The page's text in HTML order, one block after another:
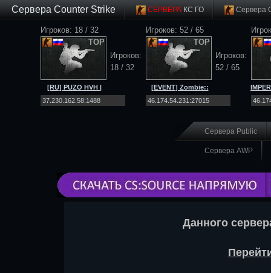
Сервера Counter Strike СЕРВЕРА КС ГО Сервера
Игроков: 18 / 32
TOP
Игроков:
18 / 32
[RU] PUZO HVH |
ONLY SCOUT |
MIRAGE |
Игроков: 52 / 65
TOP
Игроков:
52 / 65
[EVENT] Zombie::
[Net4ALL.RU]::Workshop|SSD
[CS 2]
Сервера Public
Сервера AWP
Данного